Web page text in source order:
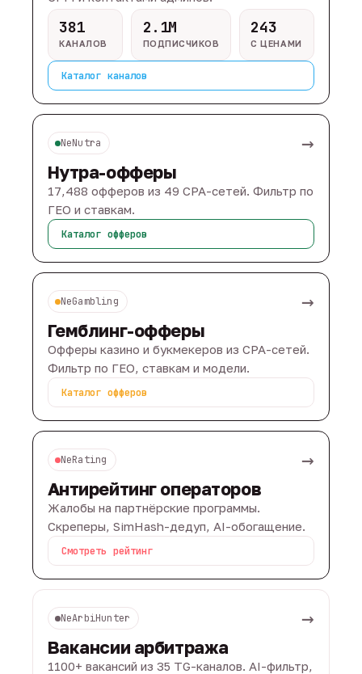
381
КАНАЛОВ
2.1M
ПОДПИСЧИКОВ
243
С ЦЕНАМИ
Каталог каналов
NeNutra →
Нутра-офферы
17,488 офферов из 49 CPA-сетей. Фильтр по
ГЕО и ставкам.
Каталог офферов
NeGambling →
Гемблинг-офферы
Офферы казино и букмекеров из CPA-сетей.
Фильтр по ГЕО, ставкам и модели.
Каталог офферов
NeRating →
Антирейтинг операторов
Жалобы на партнёрские программы.
Скреперы, SimHash-дедуп, AI-обогащение.
Смотреть рейтинг
NeArbiHunter →
Вакансии арбитража
1100+ вакансий из 35 TG-каналов. AI-фильтр,